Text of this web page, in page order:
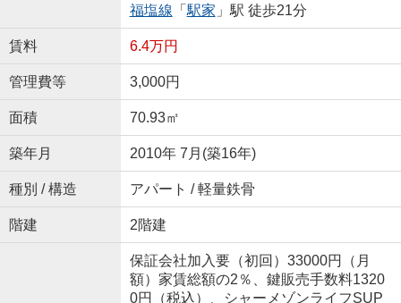
福塩線 「 駅家 」駅 徒歩21分
賃料 6.4万円
管理費等 3,000円
面積 70.93㎡
築年月 2010年 7月(築16年)
種別 / 構造 アパート / 軽量鉄骨
階建 2階建
保証会社加入要（初回）33000円（月
額）家賃総額の2％、鍵販売手数料1320
0円（税込）、シャーメゾンライフSUP